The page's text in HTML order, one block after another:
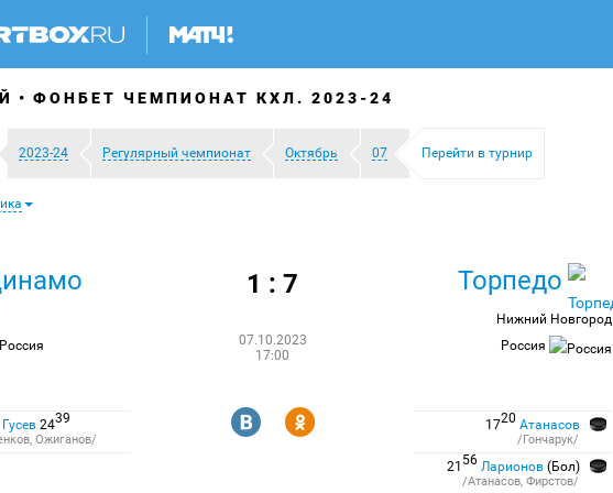
ФОНБЕТ ЧЕМПИОНАТ КХЛ. 2023-24
2023-24 Регулярный чемпионат Октябрь 07 Перейти в турнир
Россия
1 : 7
07.10.2023
17:00
Торпедо
Нижний Новгород
Россия
Гусев 2439
Ожиганов/
R Y 1720 Атанасов
/Гончарук/
21 56 Ларионов (Бол)
/Атанасов, Фирстов/